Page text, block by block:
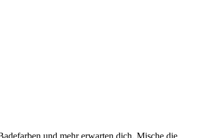
und mehr erwarten dich. Mische die